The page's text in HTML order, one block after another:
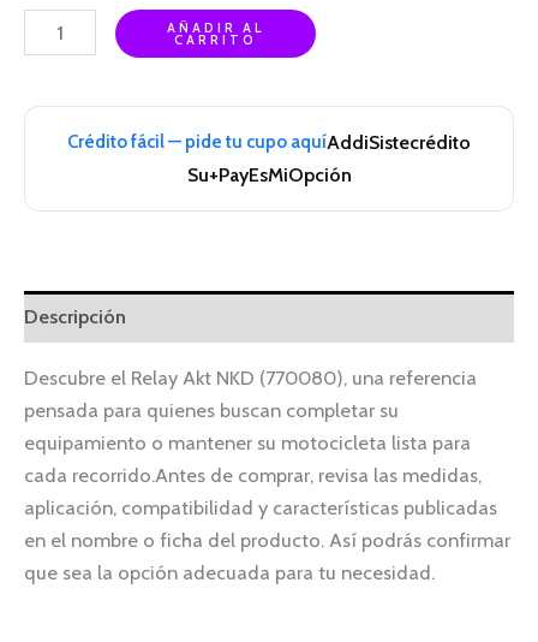
AÑADIR AL
CARRITO
Crédito fácil — pide tu cupo aquíAddiSistecrédito
Su+PayEsMiOpción
Descripción
Descubre el Relay Akt NKD (770080), una referencia
pensada para quienes buscan completar su
equipamiento o mantener su motocicleta lista para
cada recorrido.Antes de comprar, revisa las medidas,
aplicación, compatibilidad y características publicadas
en el nombre o ficha del producto. Así podrás confirmar
que sea la opción adecuada para tu necesidad.